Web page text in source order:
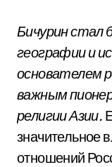
Бичурин стал
географии и
основателем
важным
религии Азии.
значительное
отношений